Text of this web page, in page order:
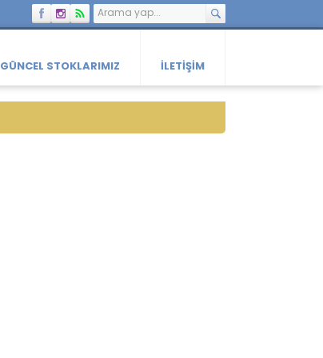
GÜNCEL STOKLARIMIZ İLETIŞIM